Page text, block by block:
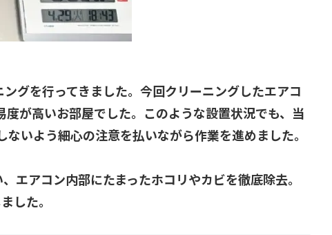
グを行ってきました。今回クリーニングしたエアコ
が高いお部屋でした。このような設置状況でも、当
いよう細心の注意を払いながら作業を進めました。
エアコン内部にたまったホコリやカビを徹底除去。
した。